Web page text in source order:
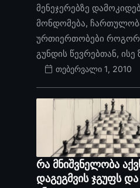
მენეჯერებზე
მონდომება,
ურთიერთობები
გუნდის წევრებთან, ისე
თებერვალი 1, 2010
რა მნიშვნელობა
დაგეგმვის ჯგუფს